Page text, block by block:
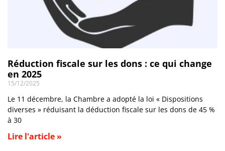
Réduction fiscale sur les dons : ce qui change
en 2025
15/12/2025
Le 11 décembre, la Chambre a adopté la loi « Dispositions
diverses » réduisant la déduction fiscale sur les dons de 45 %
à 30
Lire l'article »